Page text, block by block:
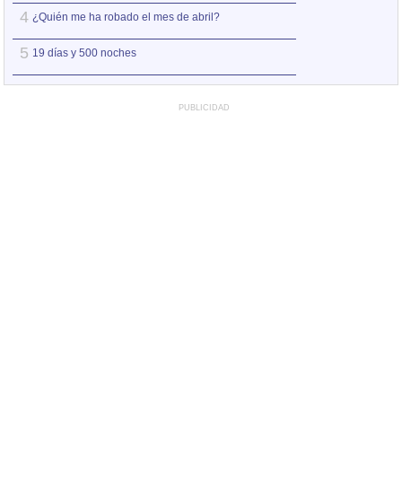
4 ¿Quién me ha robado el mes de abril?
5 19 días y 500 noches
PUBLICIDAD